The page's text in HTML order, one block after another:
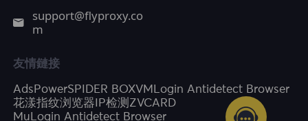
support@flyproxy.co
m
友情鏈接
AdsPowerSPIDER BOXVMLogin Antidetect Browser
花漾指纹浏览器 IP检测 ZVCARD
MuLogin Antidetect Browser